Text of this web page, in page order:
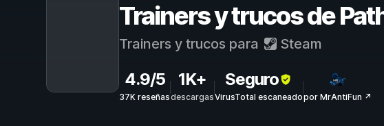
Trainers y trucos de
Trainers y trucos para Steam
4.9/5
37K reseñas
1K+
descargas
Seguro
VirusTotal escaneadopor MrAntiFun ↗